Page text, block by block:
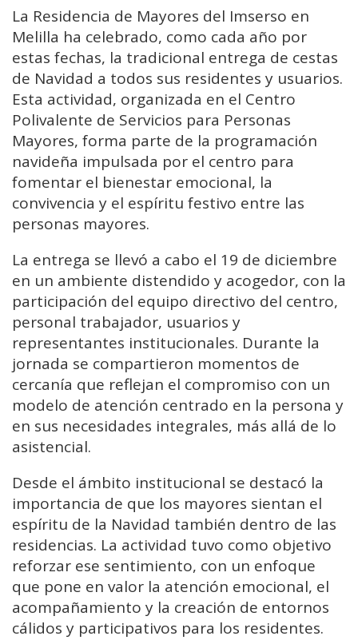
La Residencia de Mayores del Imserso en
Melilla ha celebrado, como cada año por
estas fechas, la tradicional entrega de cestas
de Navidad a todos sus residentes y usuarios.
Esta actividad, organizada en el Centro
Polivalente de Servicios para Personas
Mayores, forma parte de la programación
navideña impulsada por el centro para
fomentar el bienestar emocional, la
convivencia y el espíritu festivo entre las
personas mayores.
La entrega se llevó a cabo el 19 de diciembre
en un ambiente distendido y acogedor, con la
participación del equipo directivo del centro,
personal trabajador, usuarios y
representantes institucionales. Durante la
jornada se compartieron momentos de
cercanía que reflejan el compromiso con un
modelo de atención centrado en la persona y
en sus necesidades integrales, más allá de lo
asistencial.
Desde el ámbito institucional se destacó la
importancia de que los mayores sientan el
espíritu de la Navidad también dentro de las
residencias. La actividad tuvo como objetivo
reforzar ese sentimiento, con un enfoque
que pone en valor la atención emocional, el
acompañamiento y la creación de entornos
cálidos y participativos para los residentes.